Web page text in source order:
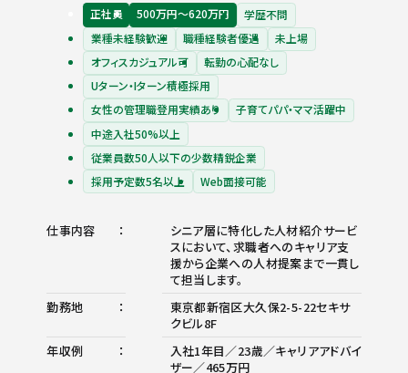
正社員 500万円〜620万円
学歴不問
業種未経験歓迎
職種経験者優遇
未上場
オフィスカジュアル可
転勤の心配なし
Uターン・Iターン積極採用
女性の管理職登用実績あり
子育てパパ・ママ活躍中
中途入社50%以上
従業員数50人以下の少数精鋭企業
採用予定数5名以上
Web面接可能
仕事内容
シニア層に特化した人材紹介サービ
スにおいて、求職者へのキャリア支
援から企業への人材提案まで一貫し
て担当します。
勤務地
東京都新宿区大久保2-5-22セキサ
クビル8F
年収例
入社1年目／23歳／キャリアアドバイ
ザー／465万円